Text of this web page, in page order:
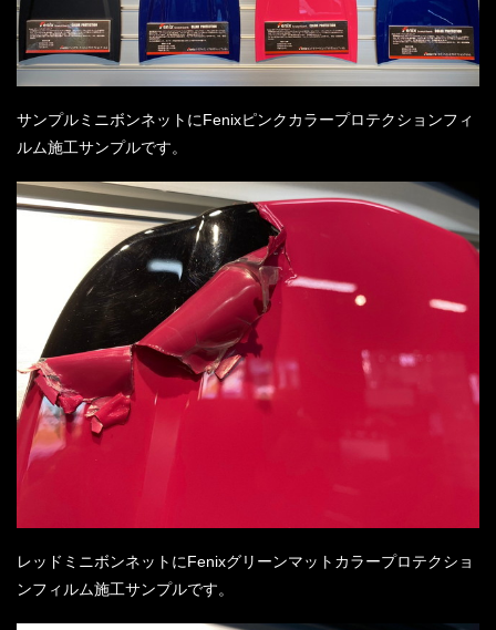
サンプルミニボンネットにFenixピンクカラープロテクションフィ
ルム施工サンプルです。
レッドミニボンネットにFenixグリーンマットカラープロテクショ
ンフィルム施工サンプルです。